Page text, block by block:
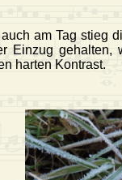
am Tag stieg
Einzug
harten Kontrast.